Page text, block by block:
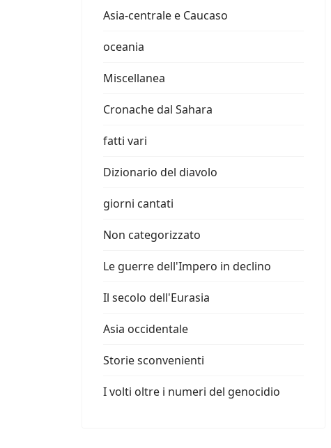
Asia-centrale e Caucaso
oceania
Miscellanea
Cronache dal Sahara
fatti vari
Dizionario del diavolo
giorni cantati
Non categorizzato
Le guerre dell'Impero in declino
Il secolo dell'Eurasia
Asia occidentale
Storie sconvenienti
I volti oltre i numeri del genocidio